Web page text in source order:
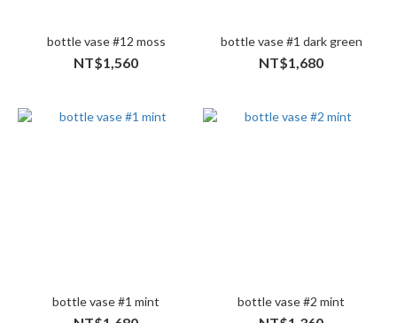
bottle vase #12 moss
NT$1,560
bottle vase #1 dark green
NT$1,680
bottle vase #1 mint bottle vase #2 mint